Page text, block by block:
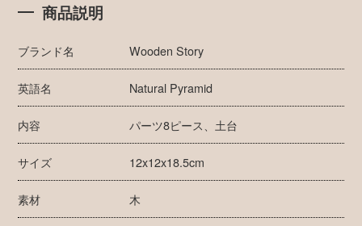
商品説明
ブランド名 Wooden Story
英語名 Natural Pyramid
内容 パーツ8ピース、土台
サイズ 12x12x18.5cm
素材 木